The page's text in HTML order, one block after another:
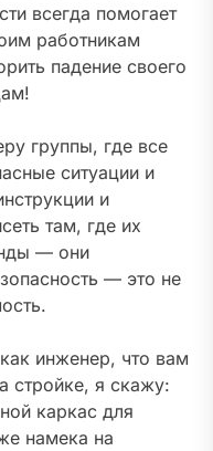
всегда помогает
работникам
падение своего
группы, где все
ситуации и
и
там, где их
— они
— это не
инженер, что вам
стройке, я скажу:
каркас для
намека на